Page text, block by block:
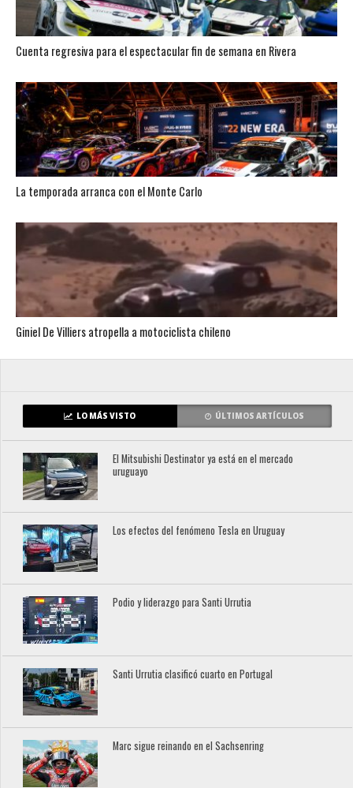
Cuenta regresiva para el espectacular fin de semana en Rivera
La temporada arranca con el Monte Carlo
Giniel De Villiers atropella a motociclista chileno
LO MÁS VISTO ÚLTIMOS ARTÍCULOS
El Mitsubishi Destinator ya está en el mercado
uruguayo
Los efectos del fenómeno Tesla en Uruguay
Podio y liderazgo para Santi Urrutia
Santi Urrutia clasificó cuarto en Portugal
Marc sigue reinando en el Sachsenring